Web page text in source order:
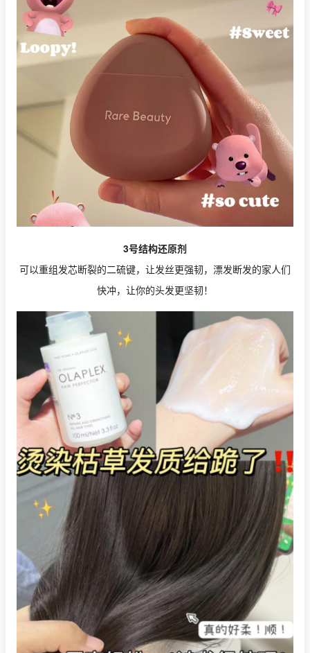
3号结构还原剂
可以重组发芯断裂的二硫键，让发丝更强韧，漂发断发的家人们
快冲，让你的头发更坚韧！